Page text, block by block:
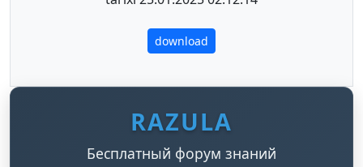
download
RAZULA
Бесплатный форум знаний